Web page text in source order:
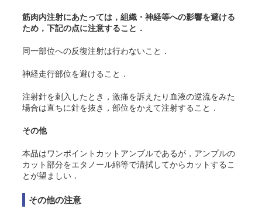
筋肉内注射にあたっては，組織・神経等への影響を避ける
ため，下記の点に注意すること．
同一部位への反復注射は行わないこと．
神経走行部位を避けること．
注射針を刺入したとき，激痛を訴えたり血液の逆流をみた
場合は直ちに針を抜き，部位をかえて注射すること．
その他
本品はワンポイントカットアンプルであるが，アンプルの
カット部分をエタノール綿等で清拭してからカットするこ
とが望ましい．
その他の注意